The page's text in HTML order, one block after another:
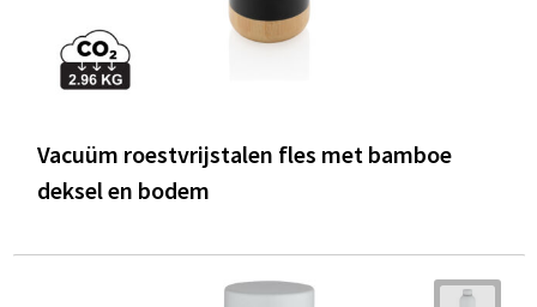
Vacuüm roestvrijstalen fles met bamboe
deksel en bodem